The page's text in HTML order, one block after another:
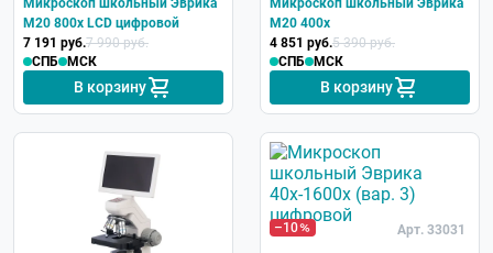
M20 800х LCD цифровой
7 191 руб.7 990 руб.
СПБ
МСК
В корзину
M20 400х
4 851 руб.5 390 руб.
СПБ
МСК
В корзину
–10 Арт. 33031